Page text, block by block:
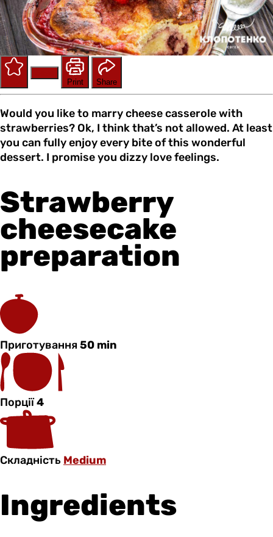
Print
Share
Would you like to marry cheese casserole with
strawberries? Ok, I think that’s not allowed. At least
you can fully enjoy every bite of this wonderful
dessert. I promise you dizzy love feelings.
Strawberry
cheesecake
preparation
Приготування50 min
Порції4
Складність Medium
Ingredients